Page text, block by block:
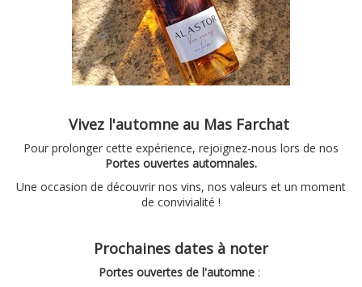
Vivez l'automne au Mas Farchat
Pour prolonger cette expérience, rejoignez-nous lors de nos
Portes ouvertes automnales.
Une occasion de découvrir nos vins, nos valeurs et un moment
de convivialité !
Prochaines dates à noter
Portes ouvertes de l'automne :